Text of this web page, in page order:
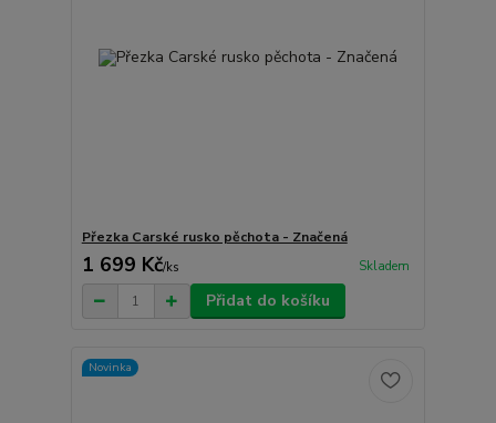
Přezka Carské rusko pěchota - Značená
1 699 Kč/ks Skladem
Přidat do košíku
Novinka